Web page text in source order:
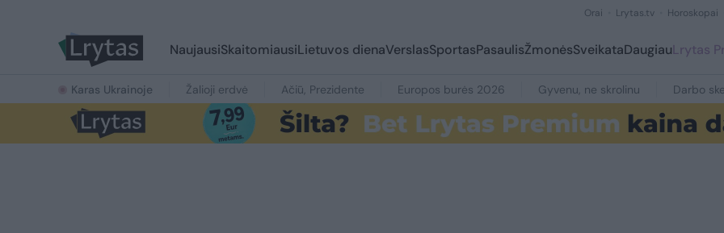
Orai Lrytas.tv Horoskopai
NaujausiSkaitomiausiLietuvos dienaVerslasSportasPasaulisŽmonėsSveikataDaugiauLrytas
Karas Ukrainoje Žalioji erdvė Ačiū, Prezidente Europos burės 2026 Gyvenu, ne skrolinu Darbo